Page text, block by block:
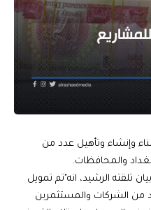
وإنشاء وتأهيل عدد من
والمحافظات.
تلقته الرشيد، انه"تم تمويل
من الشركات والمستثمرين